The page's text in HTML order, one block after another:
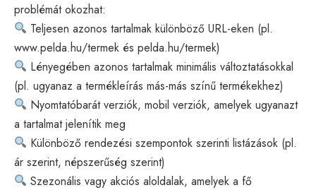
problémát okozhat:
Teljesen azonos tartalmak különböző URL-eken (pl.
www.pelda.hu/termek és pelda.hu/termek)
Lényegében azonos tartalmak minimális változtatásokkal
(pl. ugyanaz a termékleírás más-más színű termékekhez)
Nyomtatóbarát verziók, mobil verziók, amelyek ugyanazt
a tartalmat jelenítik meg
Különböző rendezési szempontok szerinti listázások (pl.
ár szerint, népszerűség szerint)
Szezonális vagy akciós aloldalak, amelyek a fő